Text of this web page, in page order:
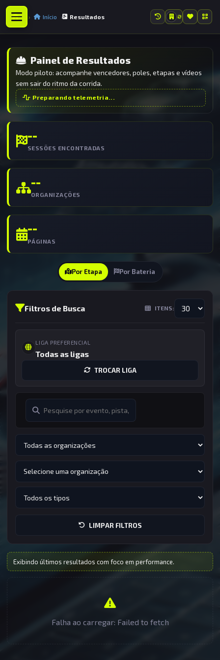
Início Resultados
Painel de Resultados
Modo piloto: acompanhe vencedores, poles, etapas e vídeos
sem sair do ritmo da corrida.
Preparando telemetria...
--
SESSÕES ENCONTRADAS
--
ORGANIZAÇÕES
--
PÁGINAS
Por Etapa Por Bateria
Filtros de Busca ITENS:
LIGA PREFERENCIAL
Todas as ligas
TROCAR LIGA
LIMPAR FILTROS
Exibindo últimos resultados com foco em performance.
Falha ao carregar: Failed to fetch